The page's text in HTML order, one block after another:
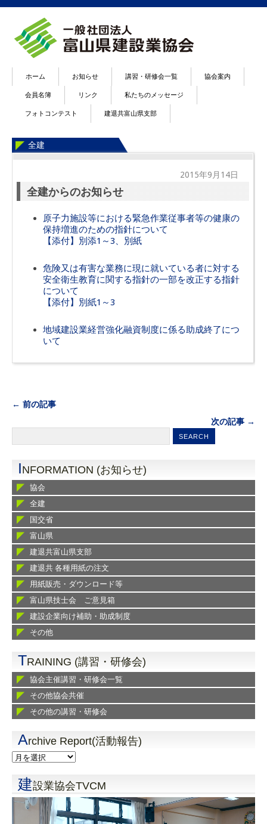
ホーム お知らせ 講習・研修会一覧 協会案内
会員名簿 リンク 私たちのメッセージ
フォトコンテスト 建退共富山県支部
全建
2015年9月14日
全建からのお知らせ
原子力施設等における緊急作業従事者等の健康の
保持増進のための指針について
【添付】別添1～3、別紙
危険又は有害な業務に現に就いている者に対する
安全衛生教育に関する指針の一部を改正する指針
について
【添付】別紙1～3
地域建設業経営強化融資制度に係る助成終了につ
いて
← 前の記事
次の記事 →
INFORMATION (お知らせ)
協会
全建
国交省
富山県
建退共富山県支部
建退共 各種用紙の注文
用紙販売・ダウンロード等
富山県技士会 ご意見箱
建設企業向け補助・助成制度
その他
TRAINING (講習・研修会)
協会主催講習・研修会一覧
その他協会共催
その他の講習・研修会
Archive Report(活動報告)
建設業協会TVCM